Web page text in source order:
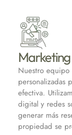
Nuestro equipo
personalizadas
efectiva.
digital y redes
generar más
propiedad se